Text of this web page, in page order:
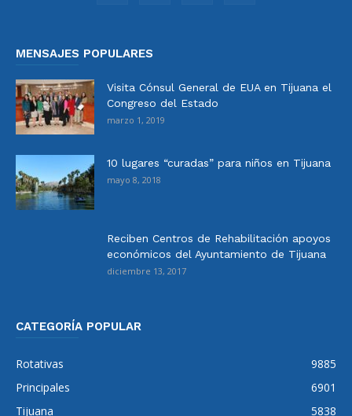
MENSAJES POPULARES
Visita Cónsul General de EUA en Tijuana el
Congreso del Estado
marzo 1, 2019
10 lugares “curadas” para niños en Tijuana
mayo 8, 2018
Reciben Centros de Rehabilitación apoyos
económicos del Ayuntamiento de Tijuana
diciembre 13, 2017
CATEGORÍA POPULAR
Rotativas
9885
Principales
6901
Tijuana
5838